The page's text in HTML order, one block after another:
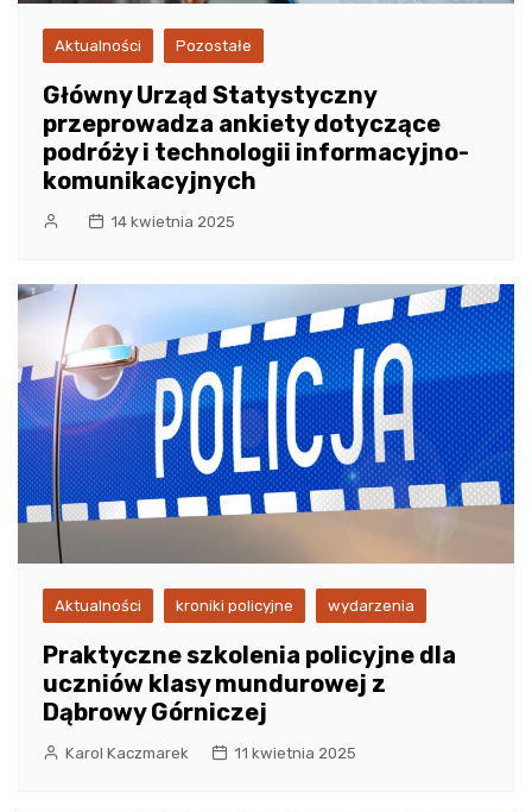
Aktualności Pozostałe
Główny Urząd Statystyczny
przeprowadza ankiety dotyczące
podróży i technologii informacyjno-
komunikacyjnych
14 kwietnia 2025
Aktualności kroniki policyjne wydarzenia
Praktyczne szkolenia policyjne dla
uczniów klasy mundurowej z
Dąbrowy Górniczej
Karol Kaczmarek 11 kwietnia 2025